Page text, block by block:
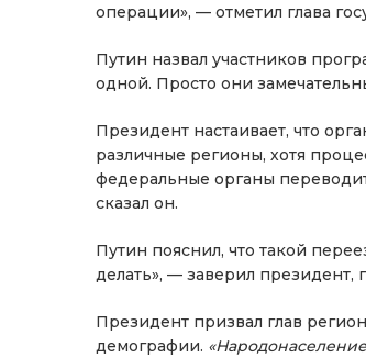
операции», — отметил глава
Путин назвал участников
одной. Просто они
Президент настаивает, что
различные регионы, хотя
федеральные органы
сказал он.
Путин пояснил, что такой
делать», — заверил президент,
Президент призвал глав
демографии.